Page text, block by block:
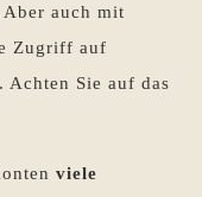
auch mit
Zugriff auf
Achten Sie auf das
viele